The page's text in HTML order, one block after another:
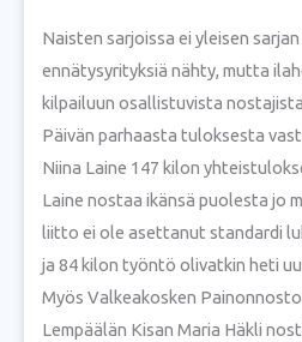
Naisten sarjoissa ei yleisen
ennätysyrityksiä nähty, mutta
kilpailuun osallistuvista
Päivän parhaasta tuloksesta
Niina Laine 147 kilon
Laine nostaa ikänsä puolesta jo
liitto ei ole asettanut standardi
ja 84 kilon työntö olivatkin heti
Myös Valkeakosken
Lempäälän Kisan Maria Häkli